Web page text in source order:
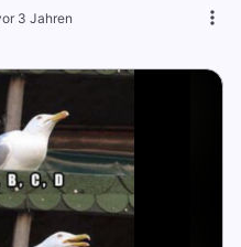
3 Jahren